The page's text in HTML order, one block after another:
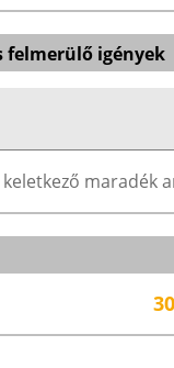
felmerülő igények
maradék